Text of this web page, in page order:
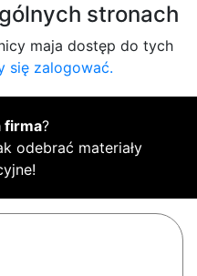
stronach
maja dostęp do tych
się zalogować.
firma?
odebrać materiały